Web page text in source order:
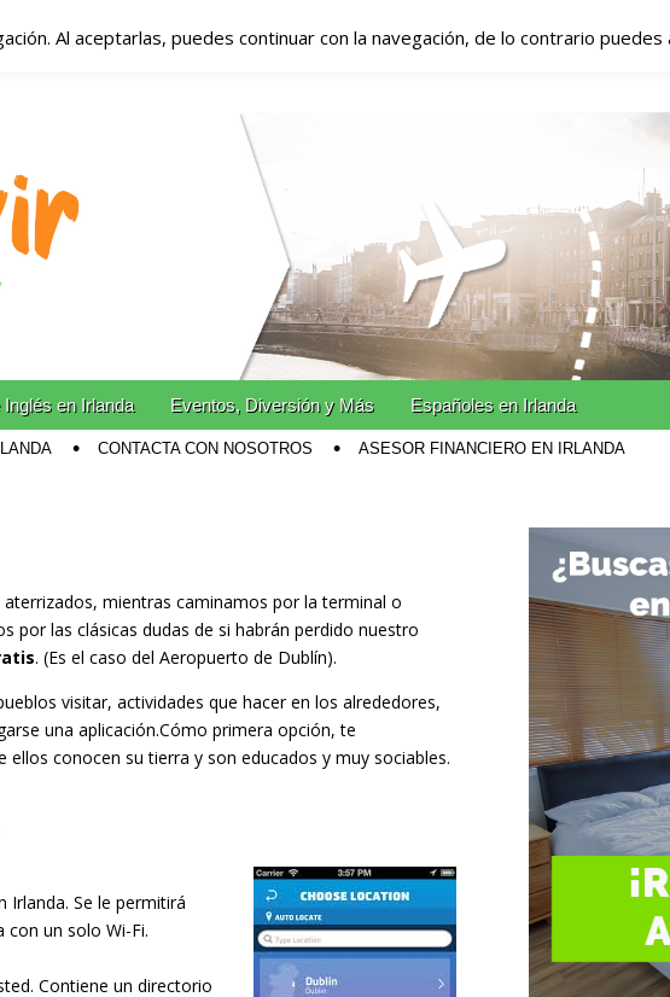
– Vivir en Irlanda –
en Irlanda
en Irlanda Eventos, Diversión y Más Españoles en Irlanda
CONTACTA CON NOSOTROS ASESOR FINANCIERO EN IRLANDA
mientras caminamos por la terminal o
por las clásicas dudas de si habrán perdido nuestro
. (Es el caso del Aeropuerto de Dublín).
visitar, actividades que hacer en los alrededores,
una aplicación.Cómo primera opción, te
conocen su tierra y son educados y muy sociables.
Irlanda. Se le permitirá
con un solo Wi-Fi.
Contiene un directorio
Al aceptarlas, puedes continuar con la navegación, de lo contrario puedes